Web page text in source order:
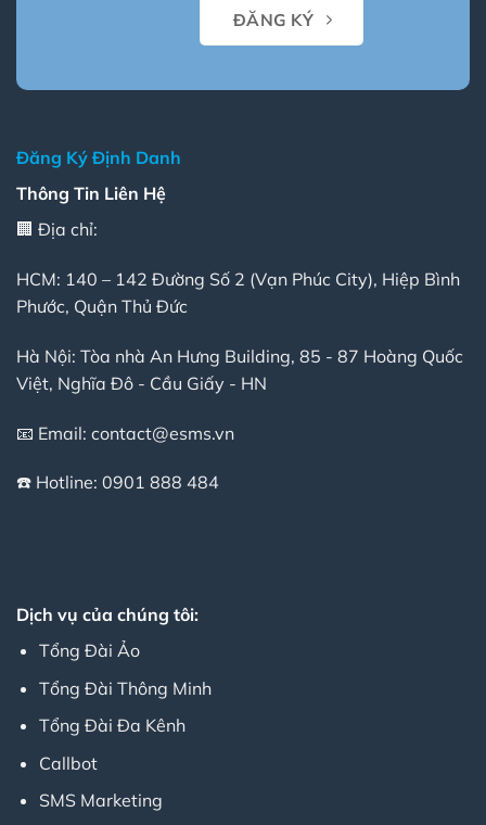
ĐĂNG KÝ
Đăng Ký Định Danh
Thông Tin Liên Hệ
🏢 Địa chỉ:
HCM: 140 – 142 Đường Số 2 (Vạn Phúc City), Hiệp Bình
Phước, Quận Thủ Đức
Hà Nội: Tòa nhà An Hưng Building, 85 - 87 Hoàng Quốc
Việt, Nghĩa Đô - Cầu Giấy - HN
📧 Email: contact@esms.vn
☎️ Hotline: 0901 888 484
Dịch vụ của chúng tôi:
Tổng Đài Ảo
Tổng Đài Thông Minh
Tổng Đài Đa Kênh
Callbot
SMS Marketing